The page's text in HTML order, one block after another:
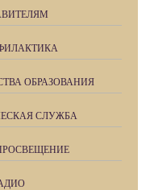
ОБРАЗОВАНИЯ
СЛУЖБА